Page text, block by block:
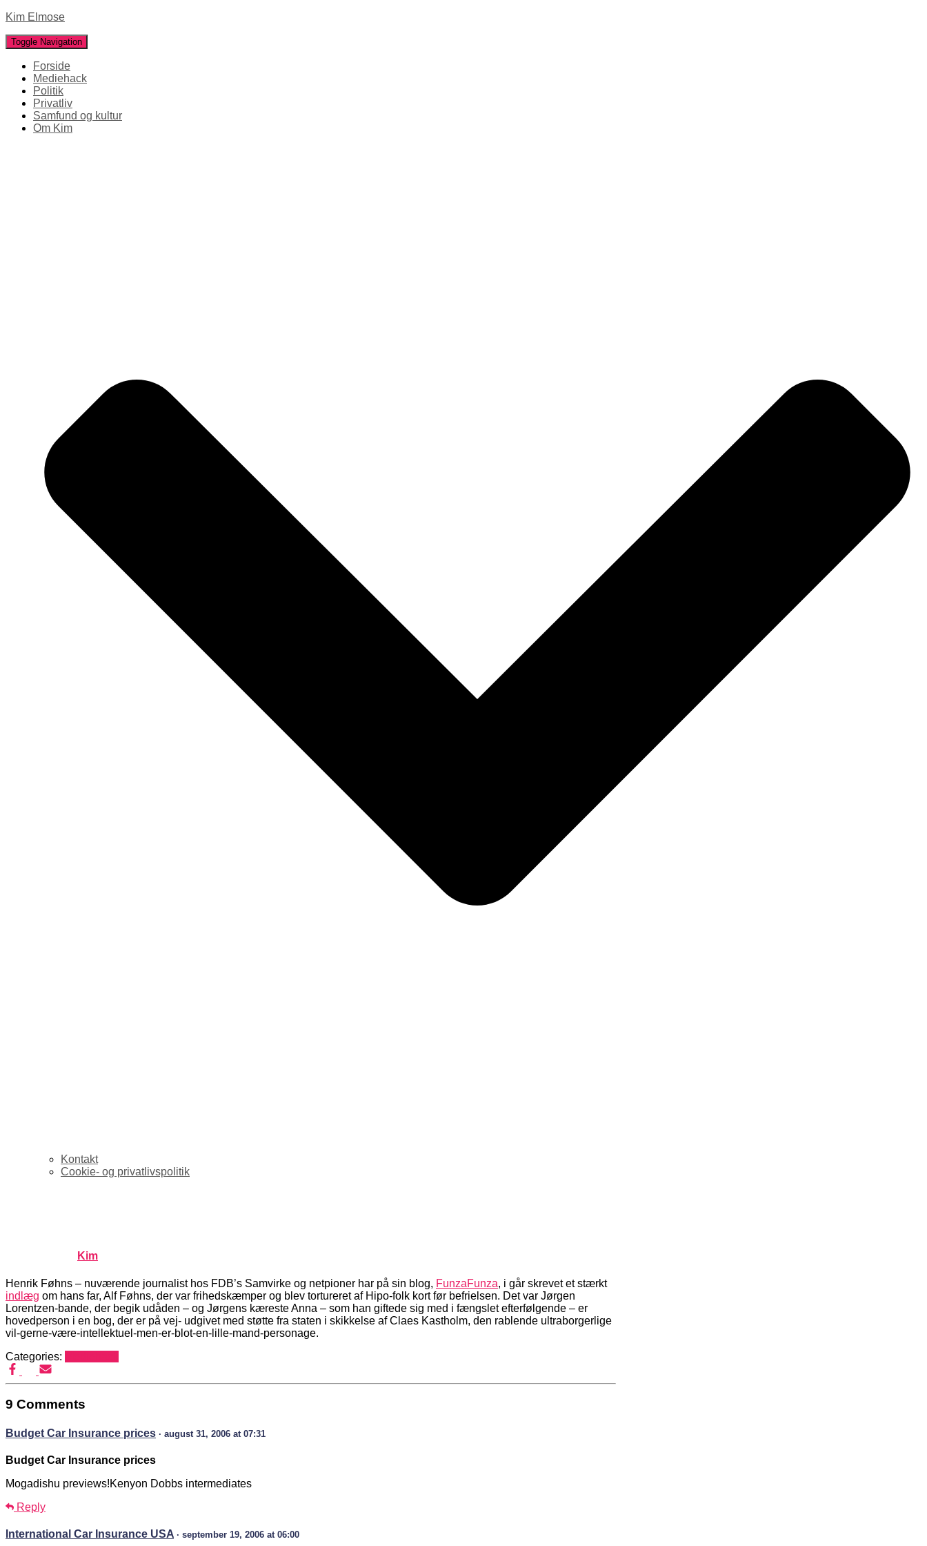
Kim Elmose
Toggle Navigation
Forside
Mediehack
Politik
Privatliv
Samfund og kultur
Om Kim
Kontakt
Cookie- og privatlivspolitik
Kim
Henrik Føhns – nuværende journalist hos FDB’s Samvirke og netpioner har på sin blog, FunzaFunza, i går skrevet et stærkt
indlæg om hans far, Alf Føhns, der var frihedskæmper og blev tortureret af Hipo-folk kort før befrielsen. Det var Jørgen
Lorentzen-bande, der begik udåden – og Jørgens kæreste Anna – som han giftede sig med i fængslet efterfølgende – er
hovedperson i en bog, der er på vej- udgivet med støtte fra staten i skikkelse af Claes Kastholm, den rablende ultraborgerlige
vil-gerne-være-intellektuel-men-er-blot-en-lille-mand-personage.
Categories:
9 Comments
Budget Car Insurance prices · august 31, 2006 at 07:31
Budget Car Insurance prices
Mogadishu previews!Kenyon Dobbs intermediates
Reply
International Car Insurance USA · september 19, 2006 at 06:00